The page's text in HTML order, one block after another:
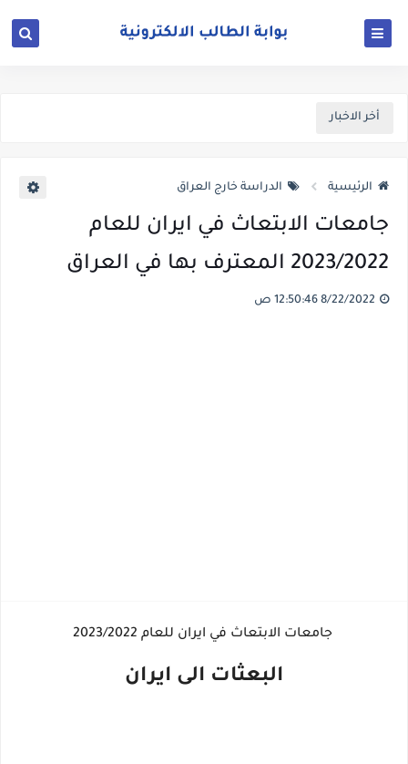
أخر الاخبار
الرئيسية الدراسة خارج العراق
جامعات الابتعاث في ايران للعام
2023/2022 المعترف بها في العراق
جامعات الابتعاث في ايران للعام 2023/2022
البعثات الى ايران